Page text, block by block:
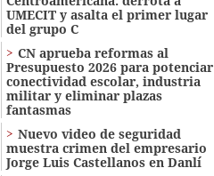
UMECIT y asalta el primer lugar
del grupo C
CN aprueba reformas al
Presupuesto 2026 para potenciar
conectividad escolar, industria
militar y eliminar plazas
fantasmas
Nuevo video de seguridad
muestra crimen del empresario
Jorge Luis Castellanos en Danlí